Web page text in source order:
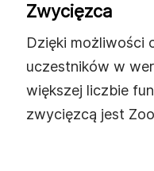
Zwycięzca
Dzięki możliwości
uczestników w
większej liczbie
zwycięzcą jest